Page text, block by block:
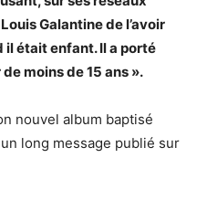
Galantine de l’avoir
était enfant. Il a porté
moins de 15 ans ».
nouvel album baptisé
long message publié sur